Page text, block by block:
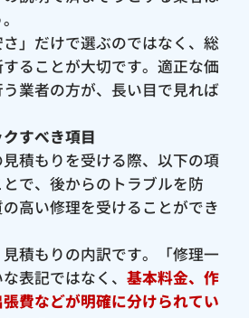
」だけで選ぶのではなく、総
ることが大切です。適正な価
業者の方が、長い目で見れば
すべき項目
積もりを受ける際、以下の項
で、後からのトラブルを防
高い修理を受けることができ
積もりの内訳です。「修理一
表記ではなく、 基本料金、作
費などが明確に分けられてい